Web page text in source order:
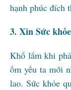
hạnh phúc đích
3. Xin Sức khỏe
Khổ lắm khi
ốm yếu ta mới
lao. Sức khỏe